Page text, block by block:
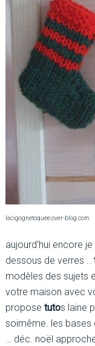
lacigognetoquee.over-blog.com
aujourd'hui encore
dessous de verres ..
modèles des sujets
votre maison avec
propose tutos laine
soimême. les bases
… déc. noël